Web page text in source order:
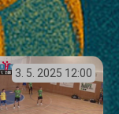
3. 5. 2025 12:00